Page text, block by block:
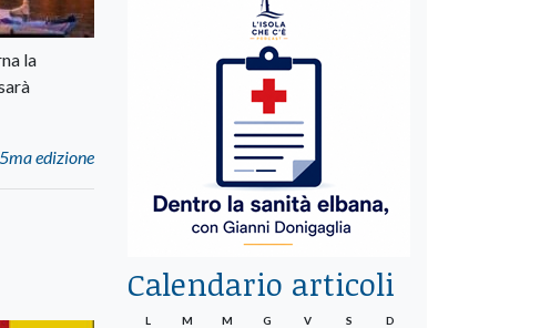
la
edizione
Calendario articoli
L M M G V S D